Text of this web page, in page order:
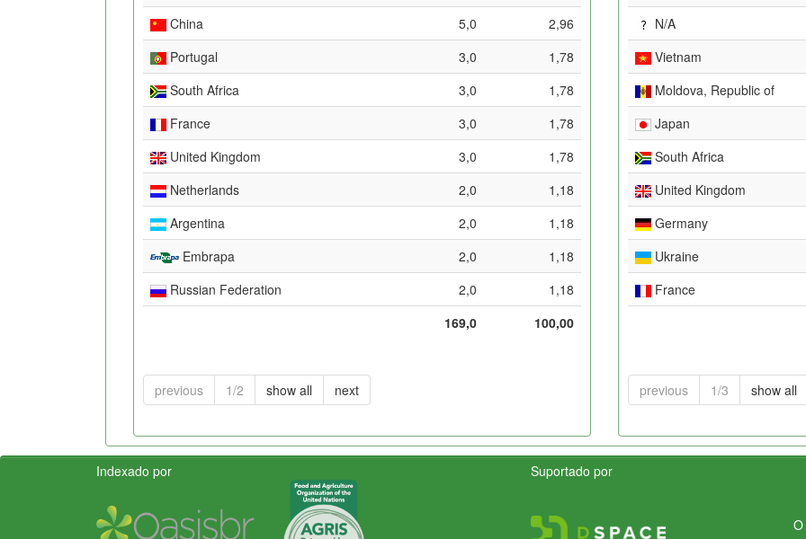
China
5,0
2,96
Portugal
3,0
1,78
South Africa
3,0
1,78
France
3,0
1,78
United Kingdom
3,0
1,78
Netherlands
2,0
1,18
Argentina
2,0
1,18
Embrapa
2,0
1,18
Russian Federation
2,0
1,18
169,0
100,00
previous 1/2 show all next
N/A
Vietnam
Moldova, Republic of
Japan
South Africa
United Kingdom
Germany
Ukraine
France
previous 1/3 show all
Indexado por Suportado por